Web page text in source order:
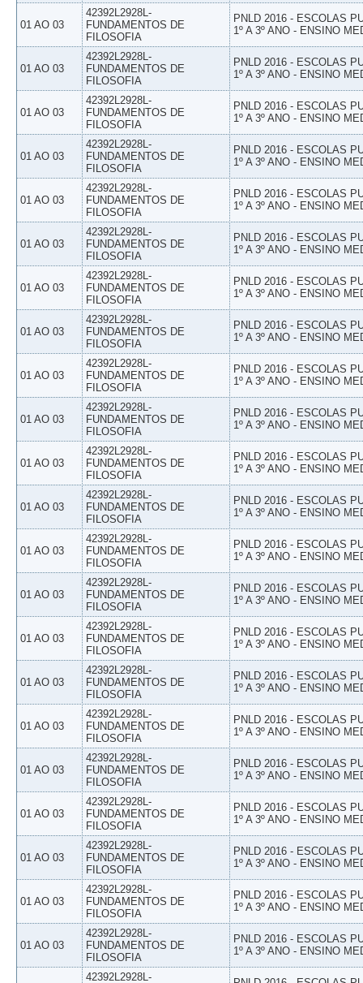
01 AO 03
42392L2928L-
FUNDAMENTOS DE
FILOSOFIA
PNLD 2016 - ESCOLAS
1º A 3º ANO - ENSINO
01 AO 03
42392L2928L-
FUNDAMENTOS DE
FILOSOFIA
PNLD 2016 - ESCOLAS
1º A 3º ANO - ENSINO
01 AO 03
42392L2928L-
FUNDAMENTOS DE
FILOSOFIA
PNLD 2016 - ESCOLAS
1º A 3º ANO - ENSINO
01 AO 03
42392L2928L-
FUNDAMENTOS DE
FILOSOFIA
PNLD 2016 - ESCOLAS
1º A 3º ANO - ENSINO
01 AO 03
42392L2928L-
FUNDAMENTOS DE
FILOSOFIA
PNLD 2016 - ESCOLAS
1º A 3º ANO - ENSINO
01 AO 03
42392L2928L-
FUNDAMENTOS DE
FILOSOFIA
PNLD 2016 - ESCOLAS
1º A 3º ANO - ENSINO
01 AO 03
42392L2928L-
FUNDAMENTOS DE
FILOSOFIA
PNLD 2016 - ESCOLAS
1º A 3º ANO - ENSINO
01 AO 03
42392L2928L-
FUNDAMENTOS DE
FILOSOFIA
PNLD 2016 - ESCOLAS
1º A 3º ANO - ENSINO
01 AO 03
42392L2928L-
FUNDAMENTOS DE
FILOSOFIA
PNLD 2016 - ESCOLAS
1º A 3º ANO - ENSINO
01 AO 03
42392L2928L-
FUNDAMENTOS DE
FILOSOFIA
PNLD 2016 - ESCOLAS
1º A 3º ANO - ENSINO
01 AO 03
42392L2928L-
FUNDAMENTOS DE
FILOSOFIA
PNLD 2016 - ESCOLAS
1º A 3º ANO - ENSINO
01 AO 03
42392L2928L-
FUNDAMENTOS DE
FILOSOFIA
PNLD 2016 - ESCOLAS
1º A 3º ANO - ENSINO
01 AO 03
42392L2928L-
FUNDAMENTOS DE
FILOSOFIA
PNLD 2016 - ESCOLAS
1º A 3º ANO - ENSINO
01 AO 03
42392L2928L-
FUNDAMENTOS DE
FILOSOFIA
PNLD 2016 - ESCOLAS
1º A 3º ANO - ENSINO
01 AO 03
42392L2928L-
FUNDAMENTOS DE
FILOSOFIA
PNLD 2016 - ESCOLAS
1º A 3º ANO - ENSINO
01 AO 03
42392L2928L-
FUNDAMENTOS DE
FILOSOFIA
PNLD 2016 - ESCOLAS
1º A 3º ANO - ENSINO
01 AO 03
42392L2928L-
FUNDAMENTOS DE
FILOSOFIA
PNLD 2016 - ESCOLAS
1º A 3º ANO - ENSINO
01 AO 03
42392L2928L-
FUNDAMENTOS DE
FILOSOFIA
PNLD 2016 - ESCOLAS
1º A 3º ANO - ENSINO
01 AO 03
42392L2928L-
FUNDAMENTOS DE
FILOSOFIA
PNLD 2016 - ESCOLAS
1º A 3º ANO - ENSINO
01 AO 03
42392L2928L-
FUNDAMENTOS DE
FILOSOFIA
PNLD 2016 - ESCOLAS
1º A 3º ANO - ENSINO
01 AO 03
42392L2928L-
FUNDAMENTOS DE
FILOSOFIA
PNLD 2016 - ESCOLAS
1º A 3º ANO - ENSINO
01 AO 03
42392L2928L-
FUNDAMENTOS DE
FILOSOFIA
PNLD 2016 - ESCOLAS
1º A 3º ANO - ENSINO
42392L2928L-